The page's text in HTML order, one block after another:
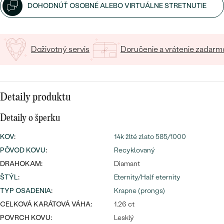
Najpredávanejšie
svadobné
obrúčky
PREZRIEŤ
PODĽA MATERIÁLU
ZLATO
PLATINA
STRIEBRO
S DRAHOKAMAMI
S LAB GROWN DIAMANTMI
PODĽA ŠTÝLU
PERSONALIZOVANÉ
SYMBOLICKÉ
MINIMALISTICKÉ
PODĽA PRÍLEŽITOSTI
PODĽA FARBY
CENOVO DOSTUPNÉ
LUXUSNÉ
LUXUSNÉ
DOHODNÚŤ OSOBNÉ ALEBO VIRTUÁLNE STRETNUTIE
Doživotný servis Doručenie a vrátenie
Detaily produktu
Detaily o šperku
KOV:
14k žlté zlato 585/1000
PÔVOD KOVU:
Recyklovaný
DRAHOKAM:
Diamant
ŠTÝL:
Eternity/Half eternity
TYP OSADENIA:
Krapne (prongs)
CELKOVÁ KARÁTOVÁ VÁHA:
1.26 ct
POVRCH KOVU:
Lesklý